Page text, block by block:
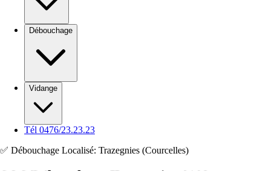
Débouchage
Vidange
Tél 0476/23.23.23
✅ Débouchage Localisé: Trazegnies (Courcelles)